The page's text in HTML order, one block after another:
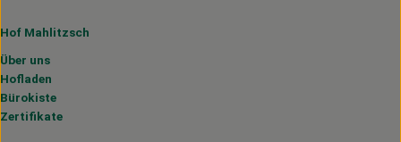
Hof Mahlitzsch
Über uns
Hofladen
Bürokiste
Zertifikate